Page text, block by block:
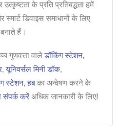
उत्कृष्टता के प्रति प्रतिबद्धता हमें
डिवाइस समाधानों के लिए
हैं।
गुणवत्ता वालेडॉकिंग स्टेशन,
,यूनिवर्सल मिनी डॉक,
स्टेशन,हब का अन्वेषण करने के
संपर्क करें अधिक जानकारी के लिए!